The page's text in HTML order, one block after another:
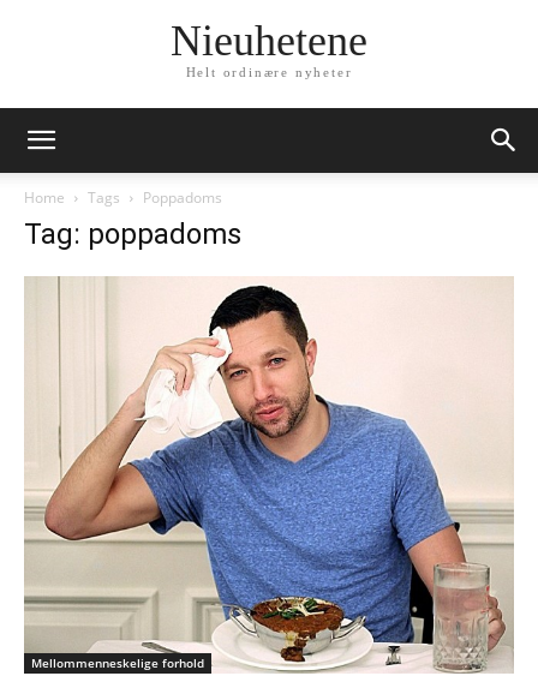
Nieuhetene
Helt ordinære nyheter
Home Tags Poppadoms
Tag: poppadoms
Mellommenneskelige forhold